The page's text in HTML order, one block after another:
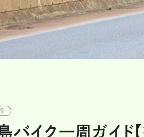
バイク一周ガイド